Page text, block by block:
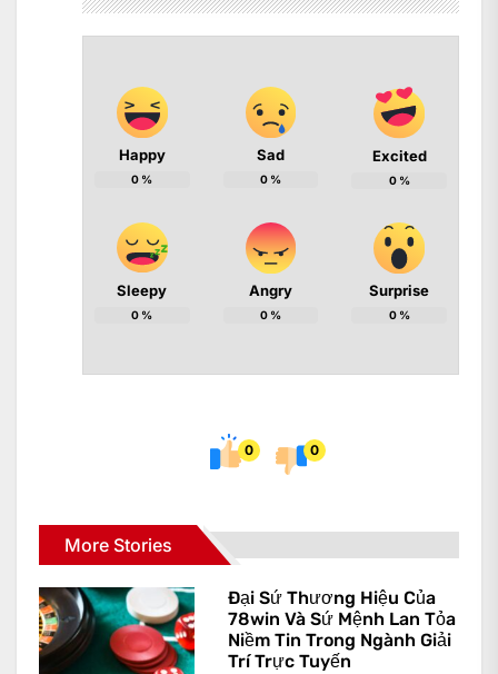
Happy
0 %
Sad
0%
Excited
0%
Sleepy
0 %
Angry
0%
Surprise
0%
0 0
More Stories
Đại Sứ Thương Hiệu Của
78win Và Sứ Mệnh Lan Tỏa
Niềm Tin Trong Ngành Giải
Trí Trực Tuyến